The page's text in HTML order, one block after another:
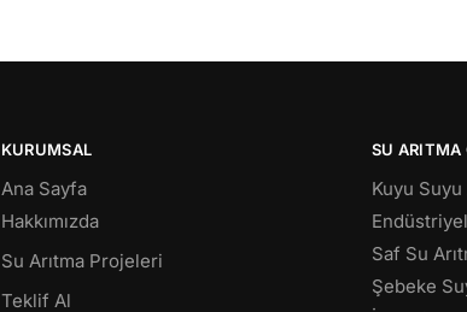
KURUMSAL
Ana Sayfa
Hakkımızda
Su Arıtma Projeleri
Teklif Al
SU ARITMA
Kuyu Suyu
Saf Su
Şebeke